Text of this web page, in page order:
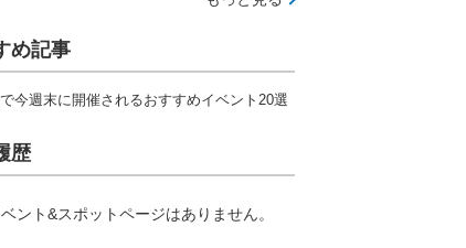
め記事
今週末に開催されるおすすめイベント20選
歴
ント&スポットページはありません。